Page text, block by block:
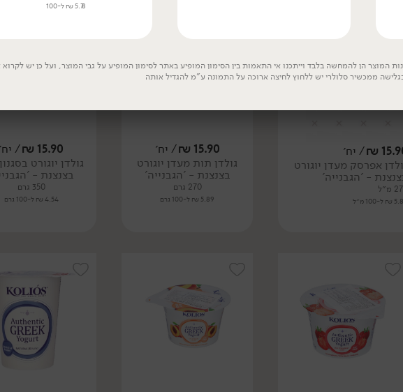
₪/ יח׳
אפרסק מעדן יוגורט
- 'הגבנייה'
מ״ל
100 מ״ל
15.90
₪/ יח׳
גולדן תות מעדן יוגורט
בצנצנת - 'הגבנייה'
270 גרם
5.89 ₪ ל-100 גרם
15.90
₪/ יח׳
גולדן יוגורט בסגנון
בצנצנת -
350 גרם
4.54 ₪ ל-100 גרם
5.78 ₪ ל-100
המוצר הן להמחשה בלבד וייתכנו אי התאמות בין הסימון המופיע באתר לסימון המופיע על גבי המוצר, ועל כן יש
ממכשיר סלולרי יש ללחוץ לחיצה ארוכה על התמונה ע"מ להגדיל אותה